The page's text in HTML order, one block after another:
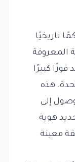
تاريخيًا
المعروفة
كبيرًا
هذه
إلى
هوية
معينة